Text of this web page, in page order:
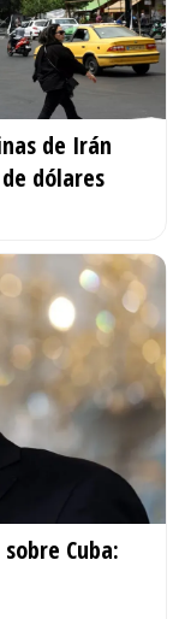
de Irán
dólares
Cuba: